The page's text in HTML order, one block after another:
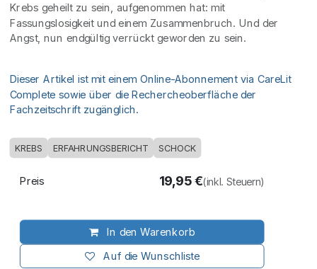
Krebs geheilt zu sein, aufgenommen hat: mit
Fassungslosigkeit und einem Zusammenbruch. Und der
Angst, nun endgültig verrückt geworden zu sein.
Dieser Artikel ist mit einem Online-Abonnement via CareLit
Complete sowie über die Rechercheoberfläche der
Fachzeitschrift zugänglich.
KREBS ERFAHRUNGSBERICHT SCHOCK
In den Warenkorb
Auf die Wunschliste
Preis 19,95€(inkl. Steuern)